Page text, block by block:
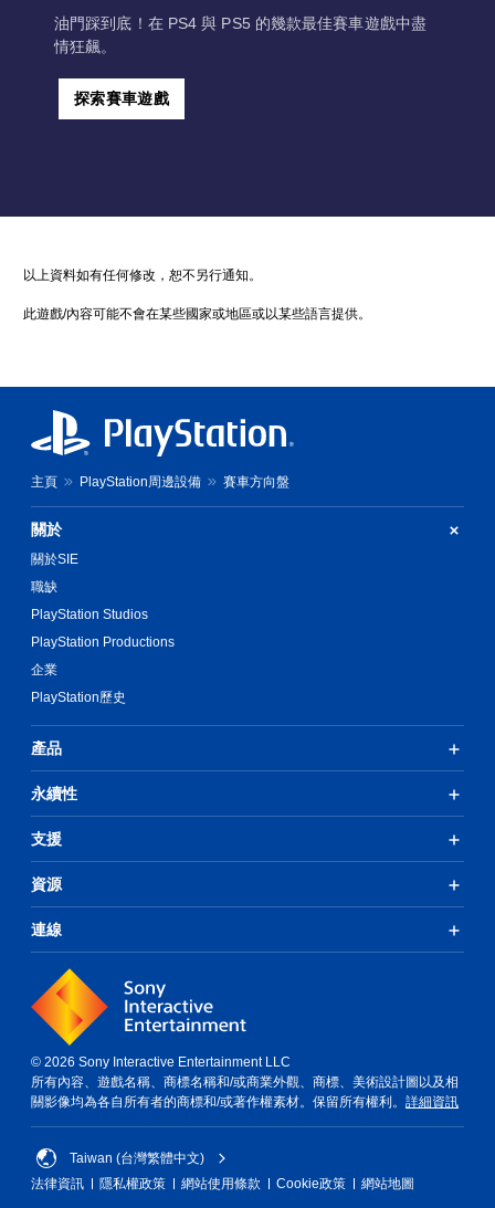
油門踩到底！在 PS4 與 PS5 的幾款最佳賽車遊戲中盡
情狂飆。
探索賽車遊戲
以上資料如有任何修改，恕不另行通知。
此遊戲/內容可能不會在某些國家或地區或以某些語言提供。
主頁 PlayStation周邊設備 賽車方向盤
關於
關於SIE
職缺
PlayStation Studios
PlayStation Productions
企業
PlayStation歷史
產品
永續性
支援
資源
連線
© 2026 Sony Interactive Entertainment LLC
所有內容、遊戲名稱、商標名稱和/或商業外觀、商標、美術設計圖以及相
關影像均為各自所有者的商標和/或著作權素材。保留所有權利。 詳細資訊
Taiwan (台灣繁體中文)
法律資訊
隱私權政策 網站使用條款 Cookie政策 網站地圖